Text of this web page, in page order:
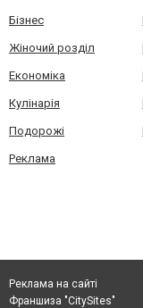
Бізнес
Жіночий розділ
Економіка
Кулінарія
Подорожі
Реклама
Реклама на сайті
Франшиза "CitySites"